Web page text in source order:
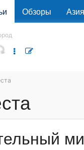
Обзоры Азия